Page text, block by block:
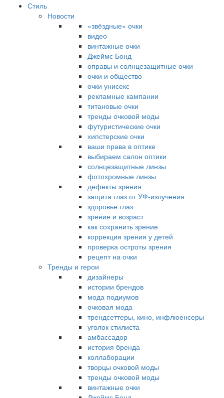
Стиль
Новости
«звёздные» очки
видео
винтажные очки
Джеймс Бонд
оправы и солнцезащитные очки
очки и общество
очки унисекс
рекламные кампании
титановые очки
тренды очковой моды
футуристические очки
хипстерские очки
ваши права в оптике
выбираем салон оптики
солнцезащитные линзы
фотохромные линзы
дефекты зрения
защита глаз от УФ-излучения
здоровье глаз
зрение и возраст
как сохранить зрение
коррекция зрения у детей
проверка остроты зрения
рецепт на очки
Тренды и герои
дизайнеры
истории брендов
мода подиумов
очковая мода
трендсеттеры, кино, инфлюенсеры
уголок стилиста
амбассадор
история бренда
коллаборации
творцы очковой моды
тренды очковой моды
винтажные очки